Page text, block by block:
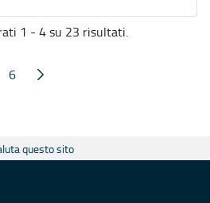
1 - 4 su 23 risultati.
intermedie
Pagina
6 Pagina Seguente
questo sito